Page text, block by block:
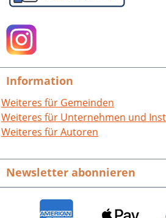
Information
Weiteres für Gemeinden
Weiteres für Unternehmen und
Weiteres für Autoren
Newsletter abonnieren